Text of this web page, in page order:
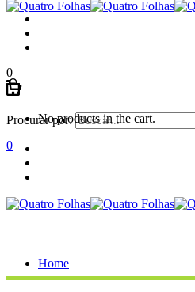
0
No products in the cart.
0
Procurar por:
Home